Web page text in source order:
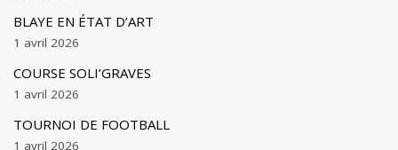
BLAYE EN ÉTAT D’ART
1 avril 2026
COURSE SOLI’GRAVES
1 avril 2026
TOURNOI DE FOOTBALL
1 avril 2026